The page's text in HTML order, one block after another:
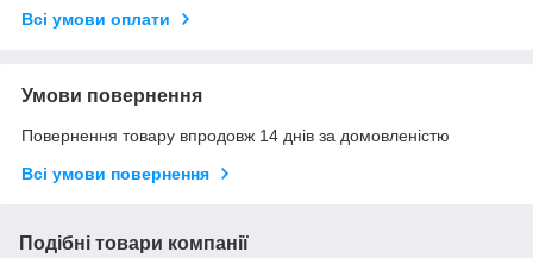
Всі умови оплати
Умови повернення
Повернення товару впродовж 14 днів за домовленістю
Всі умови повернення
Подібні товари компанії